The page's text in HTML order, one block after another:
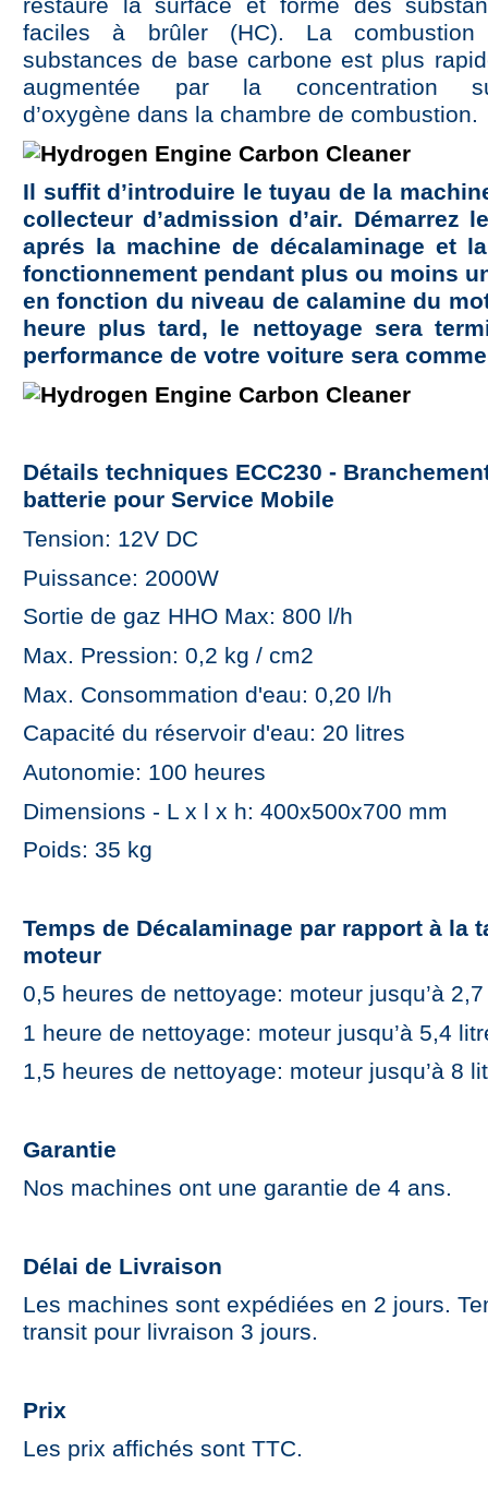
restaure la surface et forme des
faciles à brûler (HC). La
substances de base carbone est plus
augmentée par la concentration
d’oxygène dans la chambre de combustion.
Il suffit d’introduire le tuyau de la
collecteur d’admission d’air. Démarrez
aprés la machine de décalaminage et
fonctionnement pendant plus ou moins
en fonction du niveau de calamine du
heure plus tard, le nettoyage sera
performance de votre voiture sera
Détails techniques ECC230 -
batterie pour Service Mobile
Tension: 12V DC
Puissance: 2000W
Sortie de gaz HHO Max: 800 l/h
Max. Pression: 0,2 kg / cm2
Max. Consommation d'eau: 0,20 l/h
Capacité du réservoir d'eau: 20 litres
Autonomie: 100 heures
Dimensions - L x l x h: 400x500x700 mm
Poids: 35 kg
Temps de Décalaminage par rapport à la
moteur
0,5 heures de nettoyage: moteur jusqu’à
1 heure de nettoyage: moteur jusqu’à 5,4
1,5 heures de nettoyage: moteur jusqu’à 8
Garantie
Nos machines ont une garantie de 4 ans.
Délai de Livraison
Les machines sont expédiées en 2 jours.
transit pour livraison 3 jours.
Prix
Les prix affichés sont TTC.